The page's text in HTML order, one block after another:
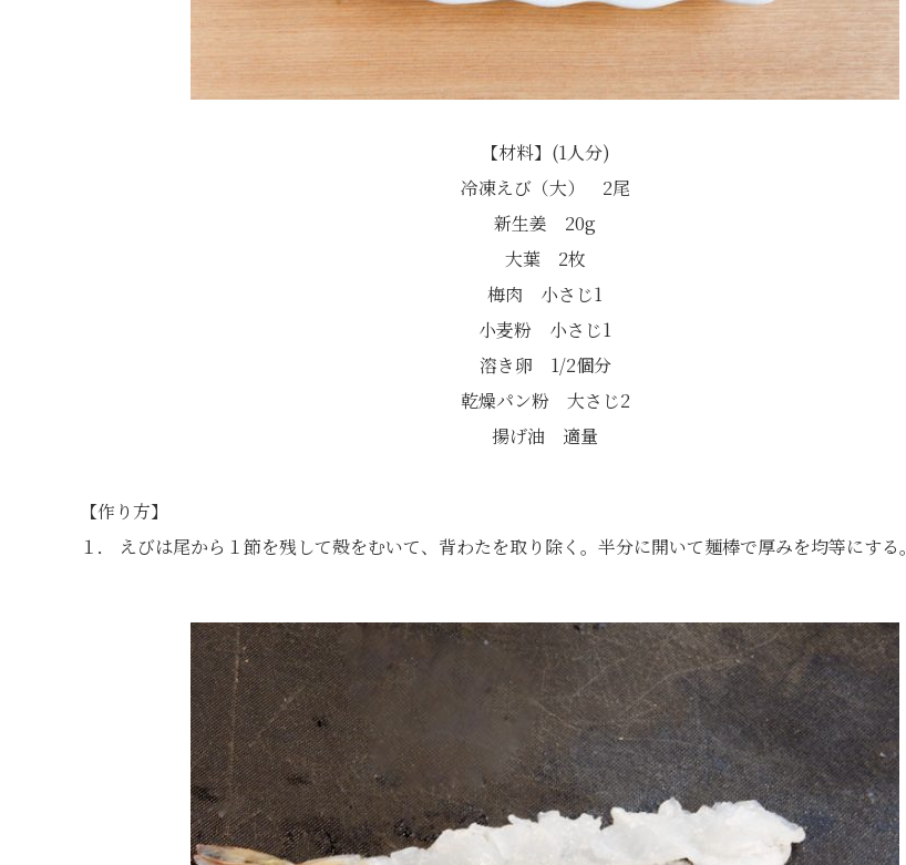
【材料】(1人分)
冷凍えび（大） 2尾
新生姜 20g
大葉 2枚
梅肉 小さじ1
小麦粉 小さじ1
溶き卵 1/2個分
乾燥パン粉 大さじ2
揚げ油 適量
【作り方】
１． えびは尾から１節を残して殻をむいて、背わたを取り除く。半分に開いて麺棒で厚みを均等にする。